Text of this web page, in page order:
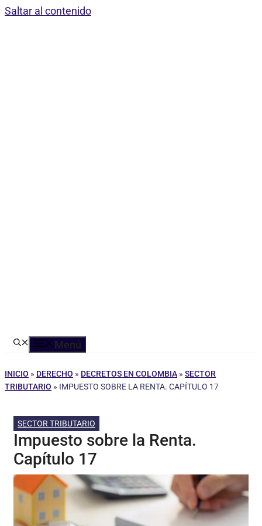
Saltar al contenido
Menú
INICIO » DERECHO » DECRETOS EN COLOMBIA » SECTOR
TRIBUTARIO » IMPUESTO SOBRE LA RENTA. CAPÍTULO 17
SECTOR TRIBUTARIO
Impuesto sobre la Renta.
Capítulo 17